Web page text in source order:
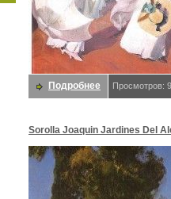
Подробнее Просмотров:
Sorolla Joaquin Jardines Del
Sorolla Y Bastida Хоакин